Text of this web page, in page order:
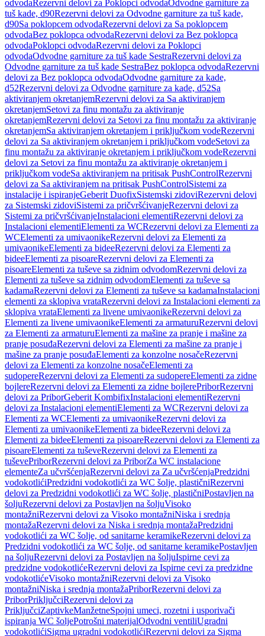
odvodaRezervni delovi za Poklopci odvodaOdvodne garniture za
tuš kade, d90Rezervni delovi za Odvodne garniture za tuš kade,
d90Sa poklopcem odvodaRezervni delovi za Sa poklopcem
odvodaBez poklopca odvodaRezervni delovi za Bez poklopca
odvodaPoklopci odvodaRezervni delovi za Poklopci
odvodaOdvodne garniture za tuš kade SestraRezervni delovi za
Odvodne garniture za tuš kade SestraBez poklopca odvodaRezervni
delovi za Bez poklopca odvodaOdvodne garniture za kade,
d52Rezervni delovi za Odvodne garniture za kade, d52Sa
aktiviranjem okretanjemRezervni delovi za Sa aktiviranjem
okretanjemSetovi za finu montažu za aktiviranje
okretanjemRezervni delovi za Setovi za finu montažu za aktiviranje
okretanjemSa aktiviranjem okretanjem i priključkom vodeRezervni
delovi za Sa aktiviranjem okretanjem i priključkom vodeSetovi za
finu montažu za aktiviranje okretanjem i priključkom vodeRezervni
delovi za Setovi za finu montažu za aktiviranje okretanjem i
priključkom vodeSa aktiviranjem na pritisak PushControlRezervni
delovi za Sa aktiviranjem na pritisak PushControlSistemi za
instalacije i ispiranjeGeberit DuofixSistemski zidoviRezervni delovi
za Sistemski zidoviSistemi za pričvršćivanjeRezervni delovi za
Sistemi za pričvršćivanjeInstalacioni elementiRezervni delovi za
Instalacioni elementiElementi za WCRezervni delovi za Elementi za
WCElementi za umivaonikeRezervni delovi za Elementi za
umivaonikeElementi za bideeRezervni delovi za Elementi za
bideeElementi za pisoareRezervni delovi za Elementi za
pisoareElementi za tuševe sa zidnim odvodomRezervni delovi za
Elementi za tuševe sa zidnim odvodomElementi za tuševe sa
kadamaRezervni delovi za Elementi za tuševe sa kadamaInstalacioni
elementi za sklopiva vrataRezervni delovi za Instalacioni elementi za
sklopiva vrataElementi za livene umivaonikeRezervni delovi za
Elementi za livene umivaonikeElementi za armaturuRezervni delovi
za Elementi za armaturuElementi za mašine za pranje i mašine za
pranje posuđaRezervni delovi za Elementi za mašine za pranje i
mašine za pranje posuđaElementi za konzolne nosačeRezervni
delovi za Elementi za konzolne nosačeElementi za
sudopereRezervni delovi za Elementi za sudopereElementi za zidne
bojlereRezervni delovi za Elementi za zidne bojlerePriborRezervni
delovi za PriborGeberit KombifixInstalacioni elementiRezervni
delovi za Instalacioni elementiElementi za WCRezervni delovi za
Elementi za WCElementi za umivaonikeRezervni delovi za
Elementi za umivaonikeElementi za bideeRezervni delovi za
Elementi za bideeElementi za pisoareRezervni delovi za Elementi za
pisoareElementi za tuševeRezervni delovi za Elementi za
tuševePriborRezervni delovi za PriborZa WC instalacione
elementeZa učvršćenjaRezervni delovi za Za učvršćenjaPredzidni
vodokotlićiPredzidni vodokotlići za WC šolje, plastičniRezervni
delovi za Predzidni vodokotlići za WC šolje, plastičniPostavljen na
šoljuRezervni delovi za Postavljen na šoljuVisoko
montažniRezervni delovi za Visoko montažniNiska i srednja
montažaRezervni delovi za Niska i srednja montažaPredzidni
vodokotlići za WC šolje, od sanitarne keramikeRezervni delovi za
Predzidni vodokotlići za WC šolje, od sanitarne keramikePostavljen
na šoljuRezervni delovi za Postavljen na šoljuIspirne cevi za
predzidne vodokotlićeRezervni delovi za Ispirne cevi za predzidne
vodokotlićeVisoko montažniRezervni delovi za Visoko
montažniNiska i srednja montažaPriborRezervni delovi za
PriborPriključciRezervni delovi za
PriključciZaptivkeManžetneSpojni umeci, rozetni i usporivači
ispiranja WC šoljePotrošni materijalOdvodni ventiliUgradni
vodokotlićiSigma ugradni vodokotlićiRezervni delovi za Sigma